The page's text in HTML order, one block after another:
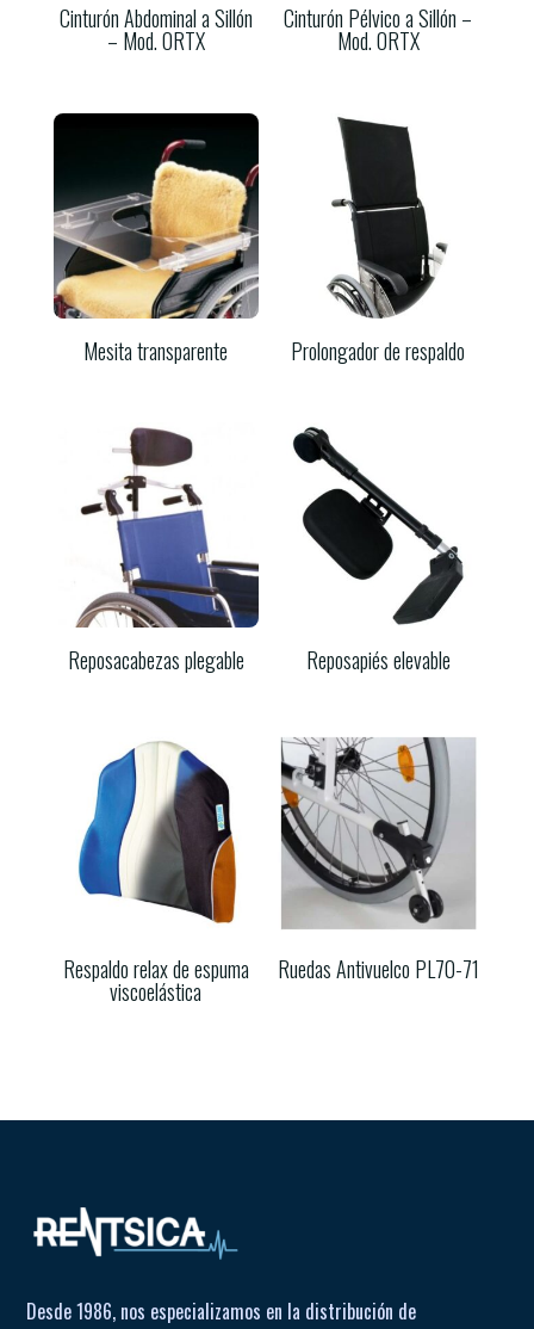
Cinturón Abdominal a Sillón
– Mod. ORTX
Cinturón Pélvico a Sillón –
Mod. ORTX
Mesita transparente Prolongador de respaldo
Reposacabezas plegable Reposapiés elevable
Respaldo relax de espuma
viscoelástica
Ruedas Antivuelco PL70-71
Desde 1986, nos especializamos en la distribución de